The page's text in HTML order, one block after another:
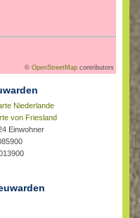
©OpenStreetMap contributors
Niederlande
von Friesland
Einwohner